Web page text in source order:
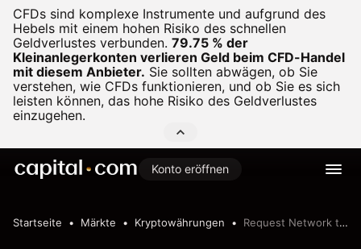
CFDs sind komplexe Instrumente und aufgrund des
Hebels mit einem hohen Risiko des schnellen
Geldverlustes verbunden. 79.75 % der
Kleinanlegerkonten verlieren Geld beim CFD-Handel
mit diesem Anbieter. Sie sollten abwägen, ob Sie
verstehen, wie CFDs funktionieren, und ob Sie es sich
leisten können, das hohe Risiko des Geldverlustes
einzugehen.
Konto eröffnen
Startseite Märkte Kryptowährungen Request Network to US Dollar